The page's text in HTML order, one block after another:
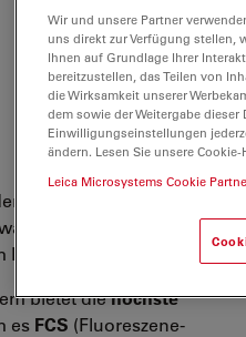
von PicoQuant
TCS SP5 II.
bietet diehöchste
es FCS (Fluoreszene-
Wir und unsere Partner
uns direkt zur Verfügung stellen,
Ihnen auf Grundlage Ihrer
bereitzustellen, das Teilen von
die Wirksamkeit unserer
dem sowie der Weitergabe
Einwilligungseinstellungen
ändern. Lesen Sie unsere
Leica Microsystems Cookie